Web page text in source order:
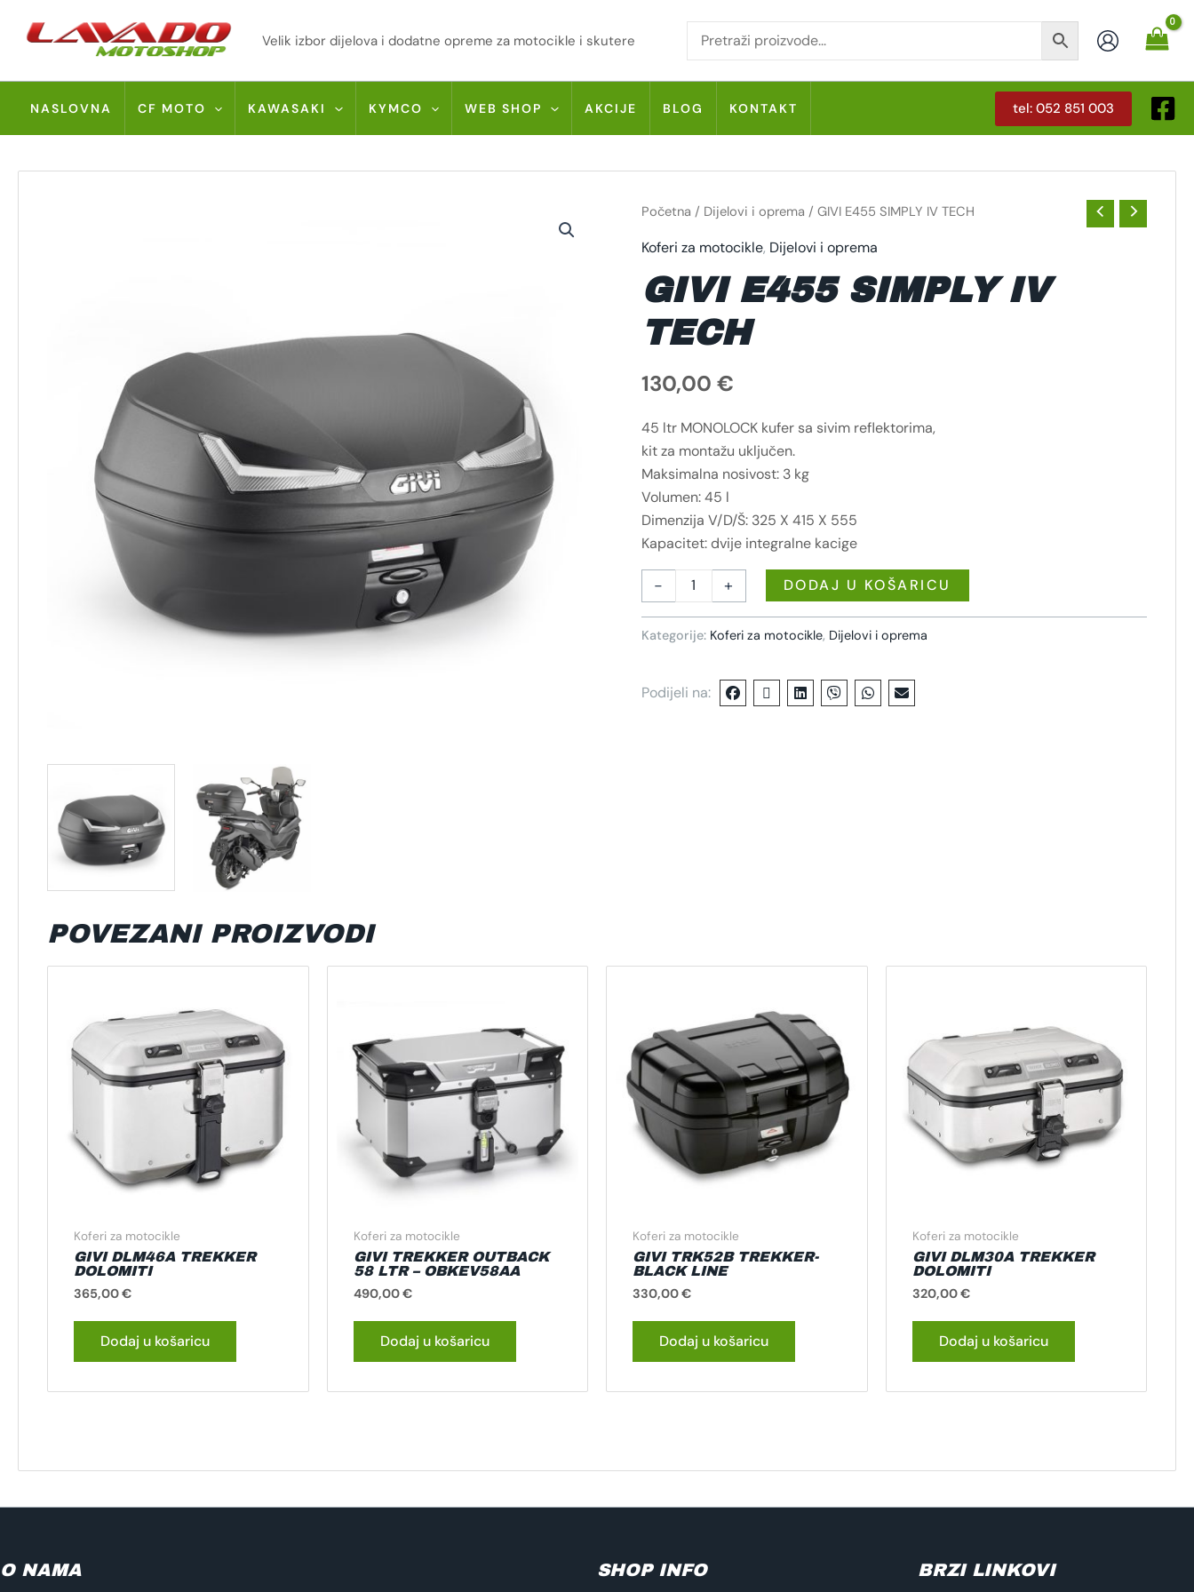
Velik izbor dijelova i dodatne opreme za motocikle i skutere
NASLOVNA CF MOTO KAWASAKI KYMCO WEB SHOP AKCIJE BLOG KONTAKT tel: 052 851 003
Početna / Dijelovi i oprema / GIVI E455 SIMPLY IV TECH
Koferi za motocikle, Dijelovi i oprema
GIVI E455 SIMPLY IV
TECH
130,00 €
45 ltr MONOLOCK kufer sa sivim reflektorima,
kit za montažu uključen.
Maksimalna nosivost: 3 kg
Volumen: 45 l
Dimenzija V/D/Š: 325 X 415 X 555
Kapacitet: dvije integralne kacige
-
GIVI
E455
IV
+ DODAJ U KOŠARICU
Kategorije: Koferi za motocikle, Dijelovi i oprema
Podijeli na:
POVEZANI PROIZVODI
Koferi za motocikle
GIVI DLM46A TREKKER
DOLOMITI
365,00€
Dodaj u košaricu
Koferi za motocikle
GIVI TREKKER OUTBACK
58 LTR – OBKEV58AA
490,00€
Dodaj u košaricu
Koferi za motocikle
GIVI TRK52B TREKKER-
BLACK LINE
330,00€
Dodaj u košaricu
Koferi za motocikle
GIVI DLM30A TREKKER
DOLOMITI
320,00€
Dodaj u košaricu
O NAMA SHOP INFO BRZI LINKOVI